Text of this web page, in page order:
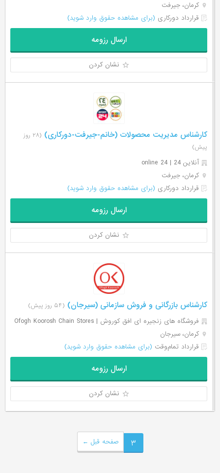
کرمان، جیرفت
قرارداد دورکاری (برای مشاهده حقوق وارد شوید)
ارسال رزومه
نشان کردن
کارشناس مدیریت محصولات (خانم-جیرفت-دورکاری)
(۲۸ روز
پیش)
آنلاین 24 | online 24
کرمان، جیرفت
قرارداد دورکاری (برای مشاهده حقوق وارد شوید)
ارسال رزومه
نشان کردن
کارشناس بازرگانی و فروش سازمانی (سیرجان) (۵۴ روز پیش)
فروشگاه های زنجیره ای افق کوروش | Ofogh Koorosh Chain Stores
کرمان، سیرجان
قرارداد تمام‌وقت (برای مشاهده حقوق وارد شوید)
ارسال رزومه
نشان کردن
← صفحه قبل ۳